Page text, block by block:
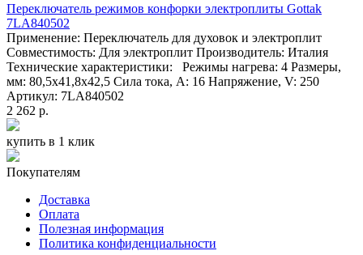
Переключатель режимов конфорки электроплиты Gottak
7LA840502
Применение: Переключатель для духовок и электроплит
Совместимость: Для электроплит Производитель: Италия
Технические характеристики: Режимы нагрева: 4 Размеры,
мм: 80,5x41,8х42,5 Сила тока, А: 16 Напряжение, V: 250
Артикул: 7LA840502
2 262 р.
купить в 1 клик
Покупателям
Доставка
Оплата
Полезная информация
Политика конфиденциальности